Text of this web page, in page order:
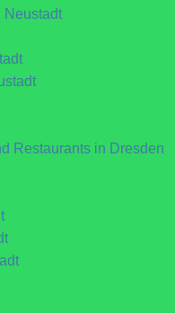
Neustadt
Restaurants in Dresden